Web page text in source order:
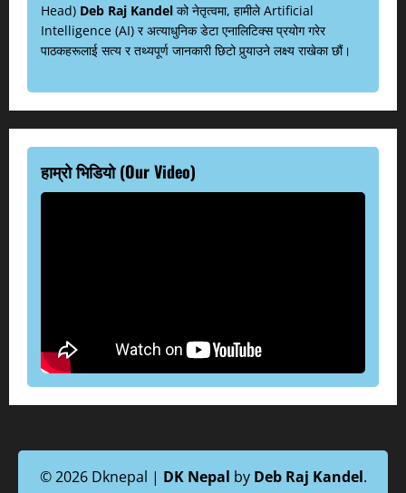
Head) Deb Raj Kandel को नेतृत्वमा, हामीले Artificial
Intelligence (AI) र अत्याधुनिक डेटा एनालिटिक्स प्रयोग गरेर
पाठकहरूलाई सत्य र तथ्यपूर्ण जानकारी छिटो पुर्‍याउने लक्ष्य राखेका छौं।
हाम्रो भिडियो (Our Video)
© 2026 Dknepal | DK Nepal by Deb Raj Kandel.